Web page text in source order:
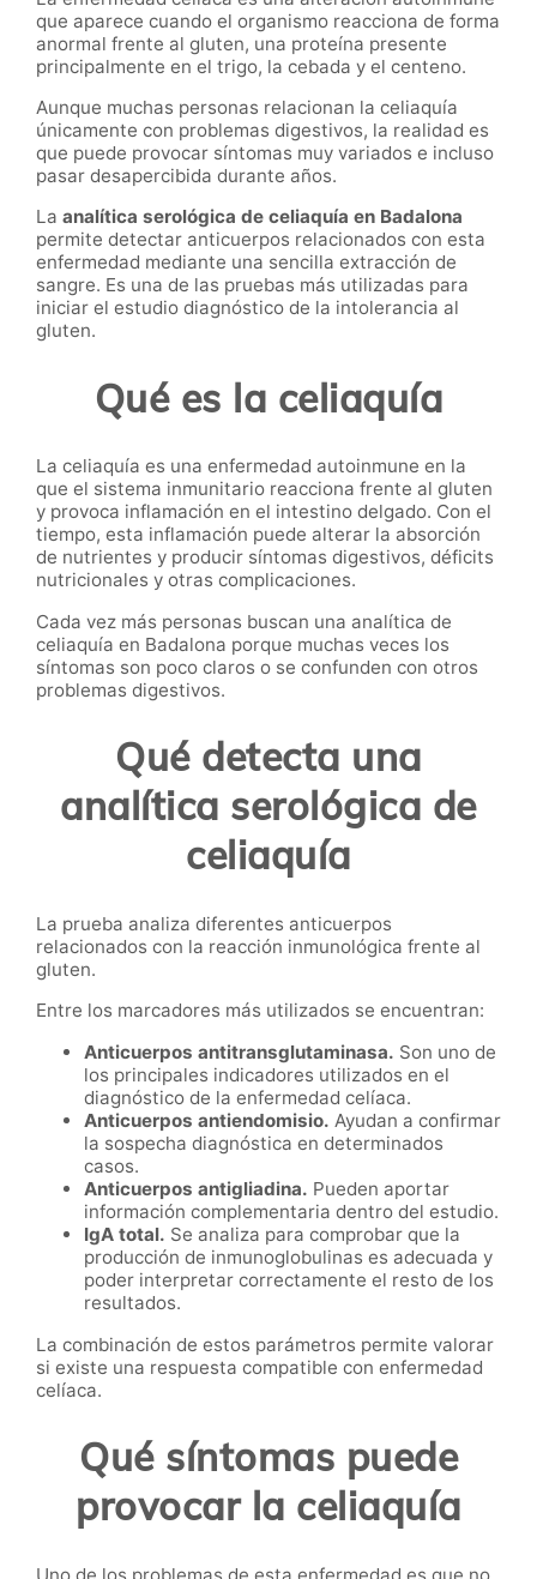
que aparece cuando el organismo reacciona de forma
anormal frente al gluten, una proteína presente
principalmente en el trigo, la cebada y el centeno.
Aunque muchas personas relacionan la celiaquía
únicamente con problemas digestivos, la realidad es
que puede provocar síntomas muy variados e incluso
pasar desapercibida durante años.
La analítica serológica de celiaquía en Badalona
permite detectar anticuerpos relacionados con esta
enfermedad mediante una sencilla extracción de
sangre. Es una de las pruebas más utilizadas para
iniciar el estudio diagnóstico de la intolerancia al
gluten.
Qué es la celiaquía
La celiaquía es una enfermedad autoinmune en la
que el sistema inmunitario reacciona frente al gluten
y provoca inflamación en el intestino delgado. Con el
tiempo, esta inflamación puede alterar la absorción
de nutrientes y producir síntomas digestivos, déficits
nutricionales y otras complicaciones.
Cada vez más personas buscan una analítica de
celiaquía en Badalona porque muchas veces los
síntomas son poco claros o se confunden con otros
problemas digestivos.
Qué detecta una
analítica serológica de
celiaquía
La prueba analiza diferentes anticuerpos
relacionados con la reacción inmunológica frente al
gluten.
Entre los marcadores más utilizados se encuentran:
Anticuerpos antitransglutaminasa. Son uno de
los principales indicadores utilizados en el
diagnóstico de la enfermedad celíaca.
Anticuerpos antiendomisio. Ayudan a confirmar
la sospecha diagnóstica en determinados
casos.
Anticuerpos antigliadina. Pueden aportar
información complementaria dentro del estudio.
IgA total. Se analiza para comprobar que la
producción de inmunoglobulinas es adecuada y
poder interpretar correctamente el resto de los
resultados.
La combinación de estos parámetros permite valorar
si existe una respuesta compatible con enfermedad
celíaca.
Qué síntomas puede
provocar la celiaquía